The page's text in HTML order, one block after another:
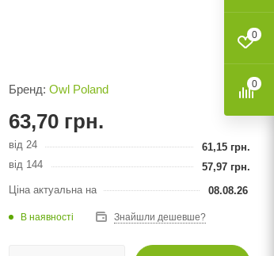
Бренд: Owl Poland
63,70 грн.
від 24 61,15 грн.
від 144
57,97 грн.
Ціна актуальна на
08.08.26
В наявності Знайшли дешевше?
0
0